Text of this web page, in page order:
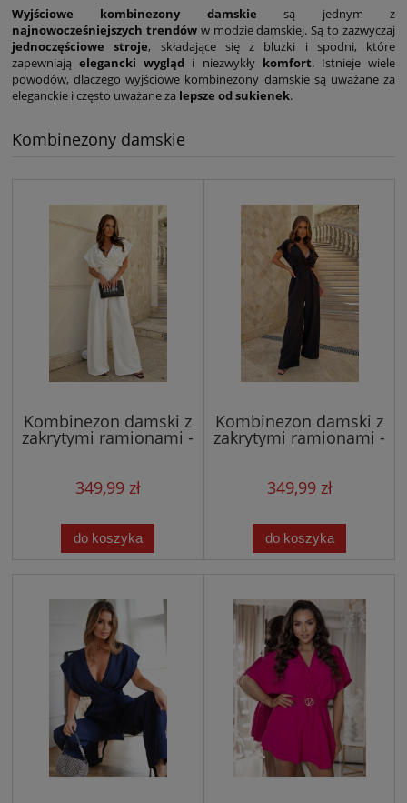
Wyjściowe kombinezony damskie są jednym z
najnowocześniejszych trendóww modzie damskiej. Są to zazwyczaj
jednoczęściowe stroje, składające się z bluzki i spodni, które
zapewniająelegancki wygląd i niezwykły komfort. Istnieje wiele
powodów, dlaczego wyjściowe kombinezony damskie są uważane za
eleganckie i często uważane za lepsze od sukienek.
Kombinezony damskie
Kombinezon damski z
zakrytymi ramionami -
biały/ecru
349,99 zł
do koszyka
Kombinezon damski z
zakrytymi ramionami -
349,99 zł
do koszyka